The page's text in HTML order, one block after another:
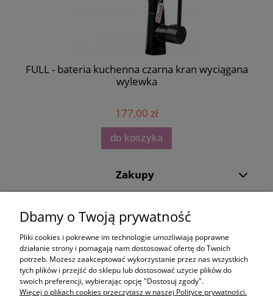
FULL - bateria kuchenna czarna kran wyciągana
wylewka
177,00 zł
do koszyka
Zakupy
Moje konto
Informacje
Dbamy o Twoją prywatność
Pliki cookies i pokrewne im technologie umożliwiają poprawne
działanie strony i pomagają nam dostosować ofertę do Twoich
potrzeb. Możesz zaakceptować wykorzystanie przez nas wszystkich
tych plików i przejść do sklepu lub dostosować użycie plików do
swoich preferencji, wybierając opcję "Dostosuj zgody".
Więcej o plikach cookies przeczytasz w naszej Polityce prywatności.